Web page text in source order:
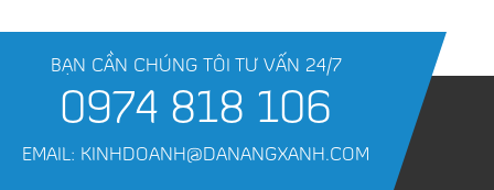
BẠN CẦN CHÚNG TÔI TƯ VẤN 24/7
0974 818 106
EMAIL: KINHDOANH@DANANGXANH.COM